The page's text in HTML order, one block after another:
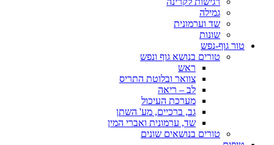
גמילה
שד וערמונית
שונות
טור גוף-נפש
טורים בנושא גוף ונפש
ראש
צוואר ובלוטת התריס
לב – ריאה
מערכת העיכול
גב, ברכיים, מע' השתן
שד, ערמונית ואברי המין
טורים בנושאים שונים